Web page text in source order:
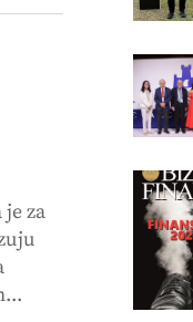
za